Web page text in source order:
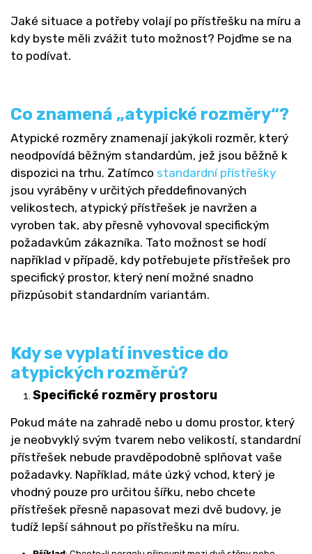
Jaké situace a potřeby volají po přístřešku na míru a
kdy byste měli zvážit tuto možnost? Pojďme se na
to podívat.
Co znamená „atypické rozměry“?
Atypické rozměry znamenají jakýkoli rozměr, který
neodpovídá běžným standardům, jež jsou běžně k
dispozici na trhu. Zatímco standardní přístřešky
jsou vyráběny v určitých předdefinovaných
velikostech, atypický přístřešek je navržen a
vyroben tak, aby přesně vyhovoval specifickým
požadavkům zákazníka. Tato možnost se hodí
například v případě, kdy potřebujete přístřešek pro
specifický prostor, který není možné snadno
přizpůsobit standardním variantám.
Kdy se vyplatí investice do
atypických rozměrů?
Specifické rozměry prostoru
Pokud máte na zahradě nebo u domu prostor, který
je neobvyklý svým tvarem nebo velikostí, standardní
přístřešek nebude pravděpodobně splňovat vaše
požadavky. Například, máte úzký vchod, který je
vhodný pouze pro určitou šířku, nebo chcete
přístřešek přesně napasovat mezi dvě budovy, je
tudíž lepší sáhnout po přístřešku na míru.